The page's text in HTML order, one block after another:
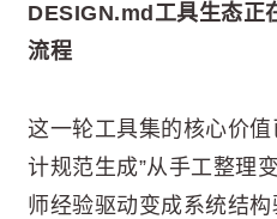
DESIGN.md工具生态正
流程
这一轮工具集的核心价
计规范生成”从手工整理
师经验驱动变成系统结